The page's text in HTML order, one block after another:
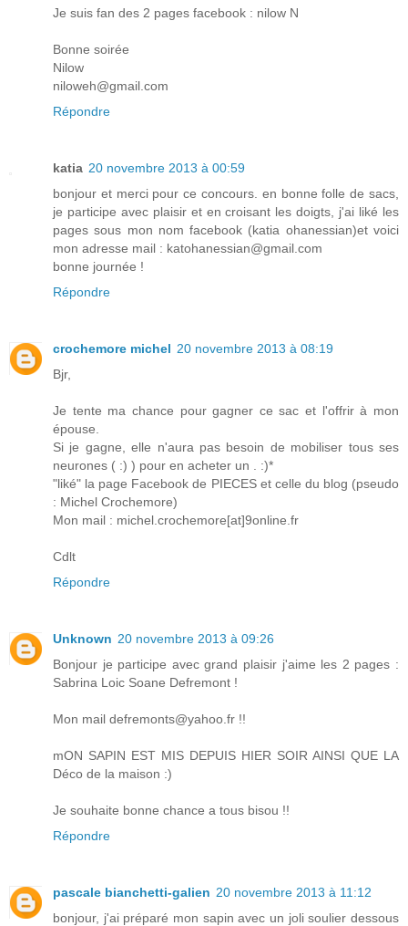
Je suis fan des 2 pages facebook : nilow N
Bonne soirée
Nilow
niloweh@gmail.com
Répondre
katia 20 novembre 2013 à 00:59
bonjour et merci pour ce concours. en bonne folle de sacs,
je participe avec plaisir et en croisant les doigts, j'ai liké les
pages sous mon nom facebook (katia ohanessian)et voici
mon adresse mail : katohanessian@gmail.com
bonne journée !
Répondre
crochemore michel 20 novembre 2013 à 08:19
Bjr,
Je tente ma chance pour gagner ce sac et l'offrir à mon
épouse.
Si je gagne, elle n'aura pas besoin de mobiliser tous ses
neurones ( :) ) pour en acheter un . :)*
"liké" la page Facebook de PIECES et celle du blog (pseudo
: Michel Crochemore)
Mon mail : michel.crochemore[at]9online.fr
Cdlt
Répondre
Unknown 20 novembre 2013 à 09:26
Bonjour je participe avec grand plaisir j'aime les 2 pages :
Sabrina Loic Soane Defremont !
Mon mail defremonts@yahoo.fr !!
mON SAPIN EST MIS DEPUIS HIER SOIR AINSI QUE LA
Déco de la maison :)
Je souhaite bonne chance a tous bisou !!
Répondre
pascale bianchetti-galien 20 novembre 2013 à 11:12
bonjour, j'ai préparé mon sapin avec un joli soulier dessous